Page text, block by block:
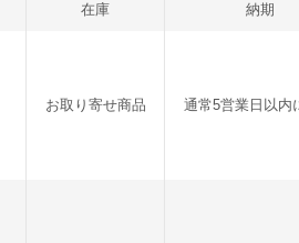
在庫 納期
お取り寄せ商品 通常5営業日以内